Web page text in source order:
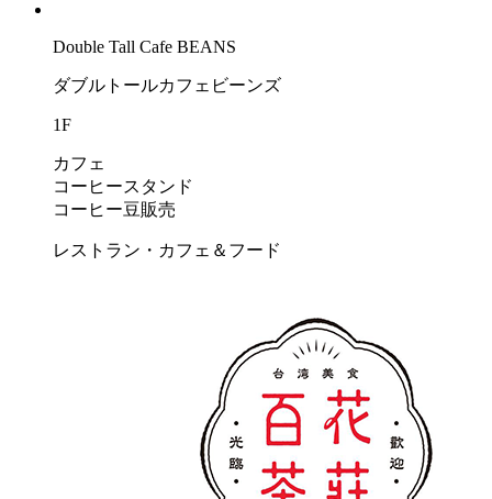
Double Tall Cafe BEANS
ダブルトールカフェビーンズ
1F
カフェ
コーヒースタンド
コーヒー豆販売
レストラン・カフェ＆フード